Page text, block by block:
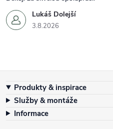
Lukáš Dolejší
3.8.2026
Produkty & inspirace
Služby & montáže
Informace